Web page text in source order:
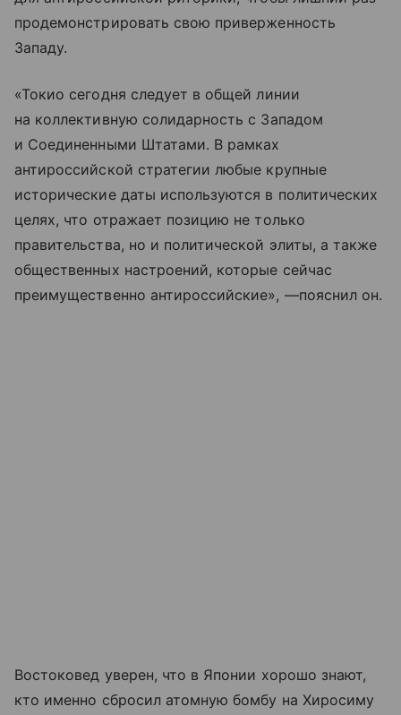
продемонстрировать свою приверженность
Западу.
«Токио сегодня следует в общей линии
на коллективную солидарность с Западом
и Соединенными Штатами. В рамках
антироссийской стратегии любые крупные
исторические даты используются в политических
целях, что отражает позицию не только
правительства, но и политической элиты, а также
общественных настроений, которые сейчас
преимущественно антироссийские», —пояснил он.
Востоковед уверен, что в Японии хорошо знают,
кто именно сбросил атомную бомбу на Хиросиму